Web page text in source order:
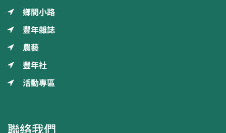
鄉間小路
豐年雜誌
農藝
豐年社
活動專區